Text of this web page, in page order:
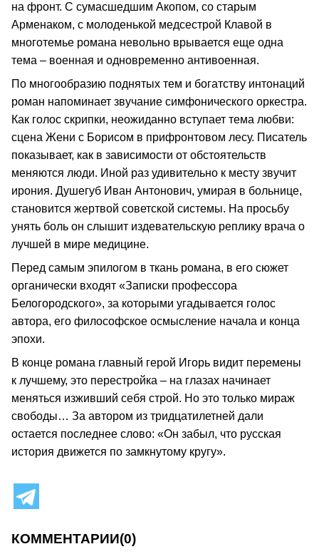
на фронт. С сумасшедшим Акопом, со старым
Арменаком, с молоденькой медсестрой Клавой в
многотемье романа невольно врывается еще одна
тема – военная и одновременно антивоенная.
По многообразию поднятых тем и богатству интонаций
роман напоминает звучание симфонического оркестра.
Как голос скрипки, неожиданно вступает тема любви:
сцена Жени с Борисом в прифронтовом лесу. Писатель
показывает, как в зависимости от обстоятельств
меняются люди. Иной раз удивительно к месту звучит
ирония. Душегуб Иван Антонович, умирая в больнице,
становится жертвой советской системы. На просьбу
унять боль он слышит издевательскую реплику врача о
лучшей в мире медицине.
Перед самым эпилогом в ткань романа, в его сюжет
органически входят «Записки профессора
Белогородского», за которыми угадывается голос
автора, его философское осмысление начала и конца
эпохи.
В конце романа главный герой Игорь видит перемены
к лучшему, это перестройка – на глазах начинает
меняться изживший себя строй. Но это только мираж
свободы… За автором из тридцатилетней дали
остается последнее слово: «Он забыл, что русская
история движется по замкнутому кругу».
КОММЕНТАРИИ(0)